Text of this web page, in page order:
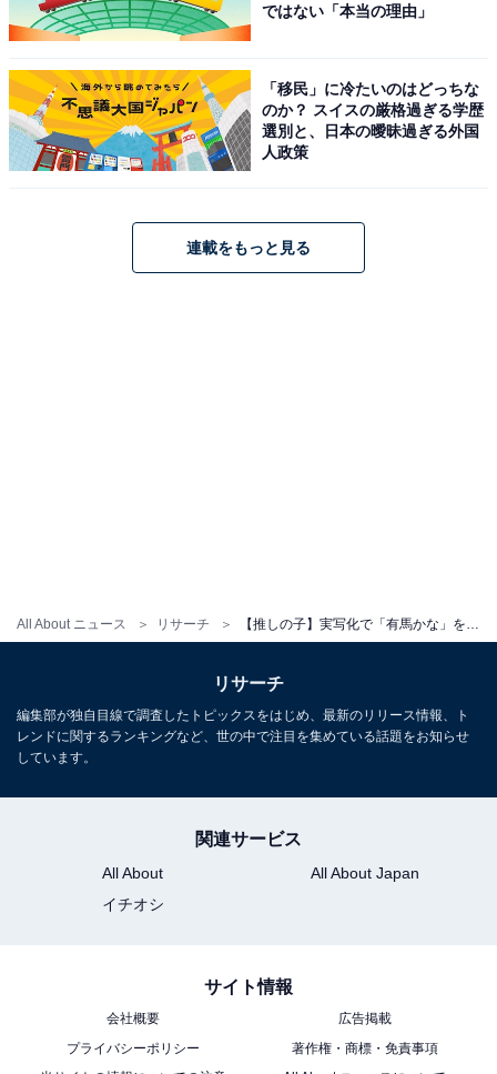
All About ニュース リサーチ 【推しの子】実写化で「有馬かな」を演じてほしい俳優ランキング！ 2位「広瀬すず」、1位は？
ではない「本当の理由」
「移民」に冷たいのはどっちな
のか？ スイスの厳格過ぎる学歴
選別と、日本の曖昧過ぎる外国
人政策
連載をもっと見る
リサーチ
編集部が独自目線で調査したトピックスをはじめ、最新のリリース情報、ト
レンドに関するランキングなど、世の中で注目を集めている話題をお知らせ
しています。
関連サービス
All About
All About Japan
イチオシ
サイト情報
会社概要
広告掲載
プライバシーポリシー
著作権・商標・免責事項